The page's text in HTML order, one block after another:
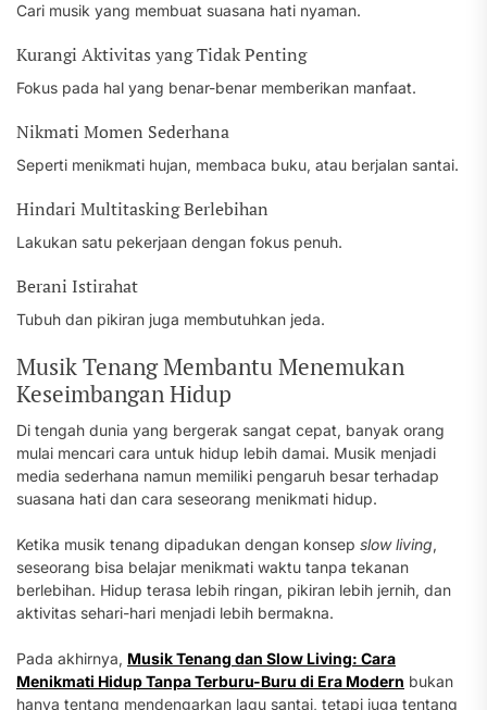
Cari musik yang membuat suasana hati nyaman.
Kurangi Aktivitas yang Tidak Penting
Fokus pada hal yang benar-benar memberikan manfaat.
Nikmati Momen Sederhana
Seperti menikmati hujan, membaca buku, atau berjalan santai.
Hindari Multitasking Berlebihan
Lakukan satu pekerjaan dengan fokus penuh.
Berani Istirahat
Tubuh dan pikiran juga membutuhkan jeda.
Musik Tenang Membantu Menemukan
Keseimbangan Hidup
Di tengah dunia yang bergerak sangat cepat, banyak orang
mulai mencari cara untuk hidup lebih damai. Musik menjadi
media sederhana namun memiliki pengaruh besar terhadap
suasana hati dan cara seseorang menikmati hidup.
Ketika musik tenang dipadukan dengan konsep slow living,
seseorang bisa belajar menikmati waktu tanpa tekanan
berlebihan. Hidup terasa lebih ringan, pikiran lebih jernih, dan
aktivitas sehari-hari menjadi lebih bermakna.
Pada akhirnya, Musik Tenang dan Slow Living: Cara
Menikmati Hidup Tanpa Terburu-Buru di Era Modern bukan
hanya tentang mendengarkan lagu santai, tetapi juga tentang